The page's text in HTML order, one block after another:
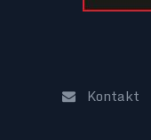
Kontakt